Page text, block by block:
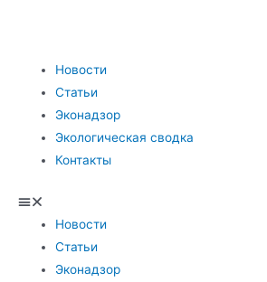
Новости
Статьи
Эконадзор
Экологическая сводка
Контакты
Новости
Статьи
Эконадзор